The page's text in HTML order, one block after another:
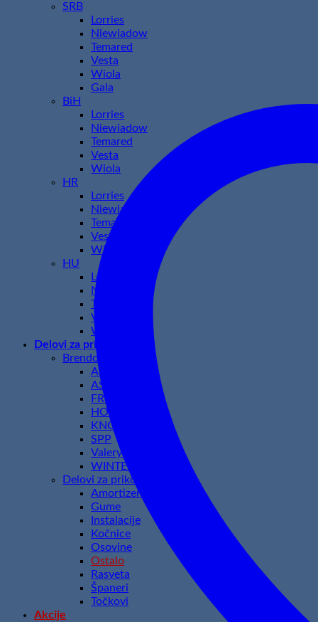
SRB
Lorries
Niewiadow
Temared
Vesta
Wiola
Gala
BiH
Lorries
Niewiadow
Temared
Vesta
Wiola
HR
Lorries
Niewiadow
Temared
Vesta
Wiola
HU
Lorries
Niewiadow
Temared
Vesta
Wiola
Delovi za prikolice
Brendovi
AL-KO
ASPOCK
FRISTOM
HORPOL
KNOTT
SPP
Valeryd
WINTERHOFF
Delovi za prikolice
Amortizeri
Gume
Instalacije
Kočnice
Osovine
Ostalo
Rasveta
Španeri
Točkovi
Akcije